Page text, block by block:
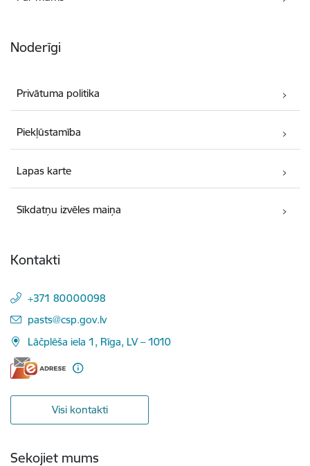
Noderīgi
Privātuma politika
Piekļūstamība
Lapas karte
Sīkdatņu izvēles maiņa
Kontakti
+371 80000098
E-pasts:
pasts@csp.gov.lv
Lāčplēša iela 1, Rīga, LV – 1010
Visi kontakti
Sekojiet mums